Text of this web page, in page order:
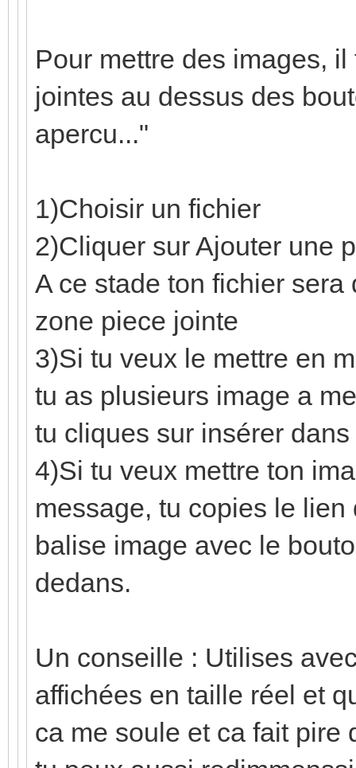
Pour mettre des images,
jointes au dessus des
apercu..."
1)Choisir un fichier
2)Cliquer sur Ajouter une
A ce stade ton fichier
zone piece jointe
3)Si tu veux le mettre en
tu as plusieurs image a
tu cliques sur insérer
4)Si tu veux mettre ton
message, tu copies le
balise image avec le
dedans.
Un conseille : Utilises
affichées en taille réel et
ca me soule et ca fait pire